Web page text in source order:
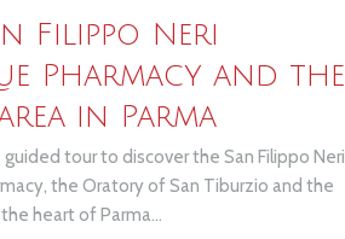
Filippo Neri
Pharmacy and the
in Parma
tour to discover the San Filippo Neri
the Oratory of San Tiburzio and the
heart of Parma...